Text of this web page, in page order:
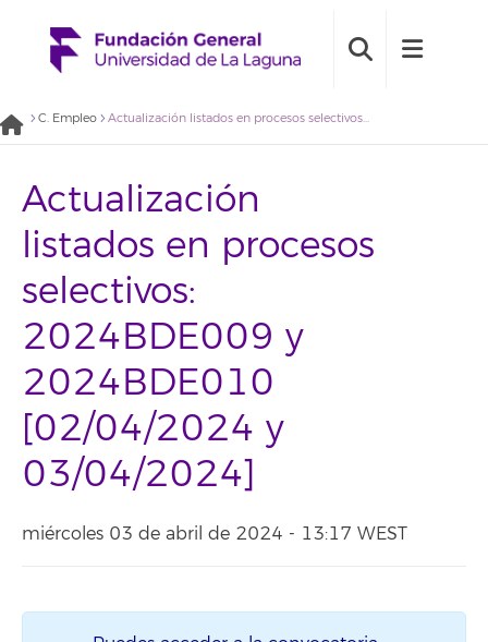
C. Empleo Actualización listados en procesos selectivos: 2024BDE009 y 2024BDE010 [02/04/2024 y 03/04/2024]
Actualización
listados en procesos
selectivos:
2024BDE009 y
2024BDE010
[02/04/2024 y
03/04/2024]
miércoles 03 de abril de 2024 - 13:17 WEST